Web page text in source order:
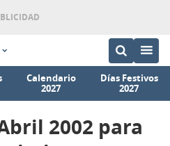
Calendario
2027
Días Festivos
2027
2002 para